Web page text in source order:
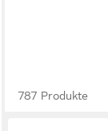
787 Produkte